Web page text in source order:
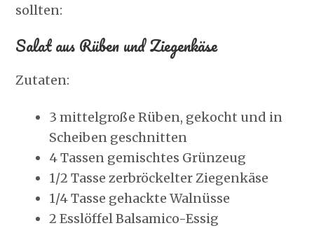
sollten:
Salat aus Rüben und Ziegenkäse
Zutaten:
3 mittelgroße Rüben, gekocht und in
Scheiben geschnitten
4 Tassen gemischtes Grünzeug
1/2 Tasse zerbröckelter Ziegenkäse
1/4 Tasse gehackte Walnüsse
2 Esslöffel Balsamico-Essig